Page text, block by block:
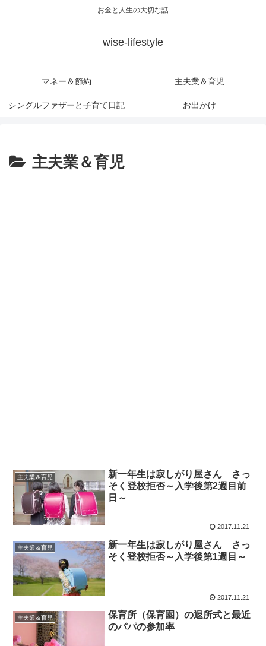
お金と人生の大切な話
wise-lifestyle
マネー＆節約 主夫業＆育児
シングルファザーと子育て日記 お出かけ
主夫業＆育児
主夫業＆育児
新一年生は寂しがり屋さん さっ
そく登校拒否～入学後第2週目前
日～
2017.11.21
主夫業＆育児
新一年生は寂しがり屋さん さっ
そく登校拒否～入学後第1週目～
2017.11.21
主夫業＆育児
保育所（保育園）の退所式と最近
のパパの参加率